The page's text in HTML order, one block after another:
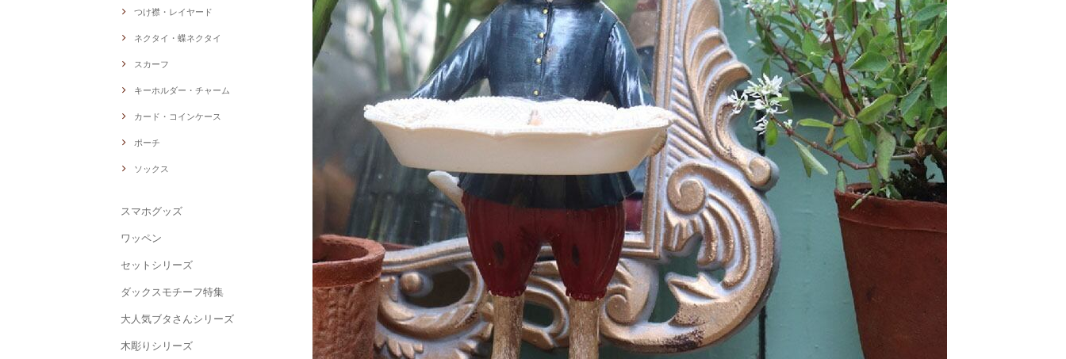
つけ襟・レイヤード
ネクタイ・蝶ネクタイ
スカーフ
キーホルダー・チャーム
カード・コインケース
ポーチ
ソックス
スマホグッズ
ワッペン
セットシリーズ
ダックスモチーフ特集
大人気ブタさんシリーズ
木彫りシリーズ